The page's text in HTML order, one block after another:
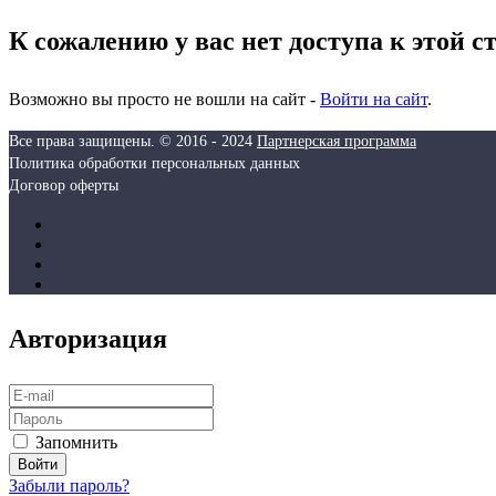
К сожалению у вас нет доступа к этой
Возможно вы просто не вошли на сайт - Войти на сайт.
Все права защищены. © 2016 - 2024 Партнерская программа
Политика обработки персональных данных
Договор оферты
Авторизация
Запомнить
Забыли пароль?